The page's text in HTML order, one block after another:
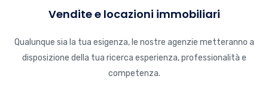
Vendite e locazioni immobiliari
Qualunque sia la tua esigenza, le nostre agenzie metteranno a
disposizione della tua ricerca esperienza, professionalità e
competenza.